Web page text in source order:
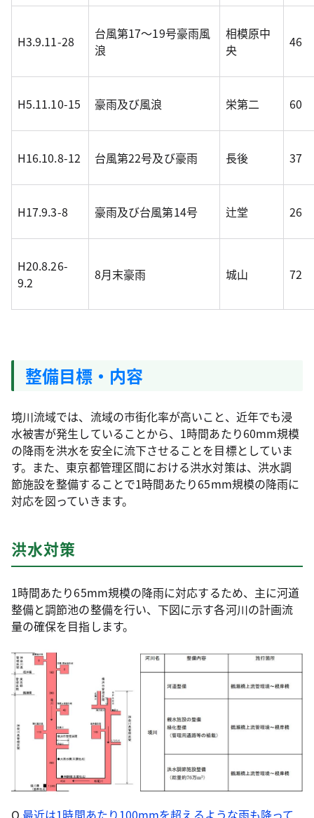
H3.9.11-28
台風第17～19号豪雨風
浪
相模原中
央
46
H5.11.10-15 豪雨及び風浪 栄第二 60
H16.10.8-12 台風第22号及び豪雨 長後 37
H17.9.3-8 豪雨及び台風第14号 辻堂 26
H20.8.26-
9.2
8月末豪雨 城山 72
整備目標・内容
境川流域では、流域の市街化率が高いこと、近年でも浸
水被害が発生していることから、1時間あたり60mm規模
の降雨を洪水を安全に流下させることを目標としていま
す。また、東京都管理区間における洪水対策は、洪水調
節施設を整備することで1時間あたり65mm規模の降雨に
対応を図っていきます。
洪水対策
1時間あたり65mm規模の降雨に対応するため、主に河道
整備と調節池の整備を行い、下図に示す各河川の計画流
量の確保を目指します。